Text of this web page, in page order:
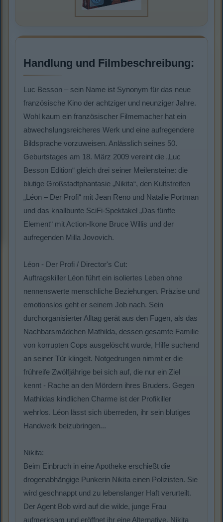
Handlung und Filmbeschreibung:
Luc Besson – sein Name ist Synonym für das neue
französische Kino der achtziger und neunziger Jahre.
Wohl kaum ein französischer Filmemacher hat ein
abwechslungsreicheres Werk und eine aufregendere
Bildsprache vorzuweisen. Anlässlich seines 50.
Geburtstages am 18. März 2009 vereint die „Luc
Besson Edition“ gleich drei seiner Meilensteine: die
blutige Großstadtphantasie „Nikita“, den Kultstreifen
„Léon – Der Profi“ mit Jean Reno und Natalie Portman
und das knallbunte SciFi-Spektakel „Das fünfte
Element“ mit Action-Ikone Bruce Willis und der
aufregenden Milla Jovovich.
Léon - Der Profi / Director's Cut:
Auftragskiller Léon führt ein isoliertes Leben ohne
nennenswerte menschliche Beziehungen. Präzise und
emotionslos geht er seinem Job nach. Sein
durchorganisierter Alltag gerät aus den Fugen, als das
Nachbarsmädchen Mathilda, dessen gesamte Familie
von korrupten Cops ausgelöscht wurde, Hilfe suchend
an seiner Tür klingelt. Notgedrungen nimmt er die
frühreife Zwölfjährige bei sich auf, die nur ein Ziel
kennt - Rache an den Mördern ihres Bruders. Gegen
Mathildas kindlichen Charme ist der Profikiller
wehrlos. Léon lässt sich überreden, ihr sein blutiges
Handwerk beizubringen...
Nikita:
Beim Einbruch in eine Apotheke erschießt die
drogenabhängige Punkerin Nikita einen Polizisten. Sie
wird geschnappt und zu lebenslanger Haft verurteilt.
Der Agent Bob wird auf die wilde, junge Frau
aufmerksam und eröffnet ihr eine Alternative. Nikita